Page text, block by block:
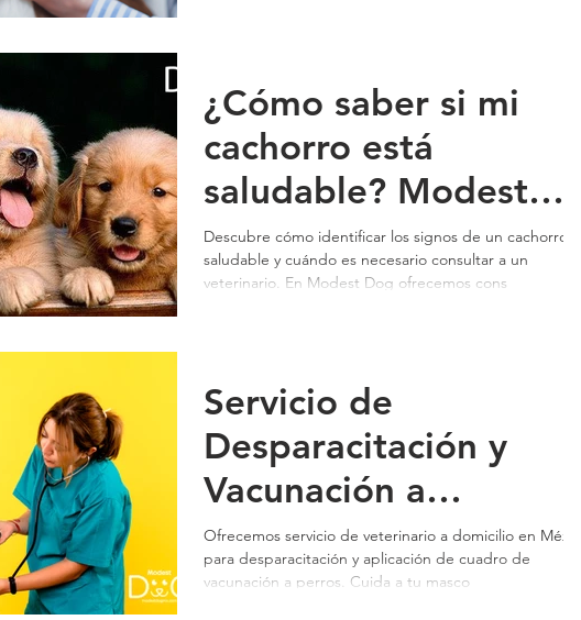
¿Cómo saber si mi
cachorro está
saludable? Modest
Dog Consulta
Veterinaria a
Descubre cómo identificar los signos de un cachorro
saludable y cuándo es necesario consultar a un
veterinario. En Modest Dog ofrecemos cons
Servicio de
Desparacitación y
Vacunación a
Domicilio para Perros
- Modest Dog
Ofrecemos servicio de veterinario a domicilio en México
para desparacitación y aplicación de cuadro de
vacunación a perros. Cuida a tu masco